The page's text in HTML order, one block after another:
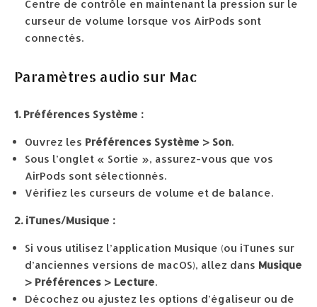
Centre de contrôle en maintenant la pression sur le
curseur de volume lorsque vos AirPods sont
connectés.
Paramètres audio sur Mac
1. Préférences Système :
Ouvrez les Préférences Système > Son.
Sous l’onglet « Sortie », assurez-vous que vos
AirPods sont sélectionnés.
Vérifiez les curseurs de volume et de balance.
2. iTunes/Musique :
Si vous utilisez l’application Musique (ou iTunes sur
d’anciennes versions de macOS), allez dans Musique
> Préférences > Lecture.
Décochez ou ajustez les options d’égaliseur ou de